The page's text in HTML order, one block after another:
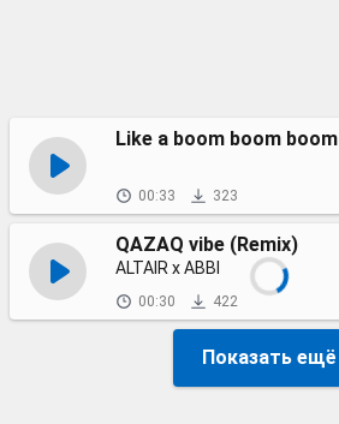
Like a boom boom boom
00:33 323
QAZAQ vibe (Remix)
ALTAIR x ABBI
00:30 422
Показать ещё